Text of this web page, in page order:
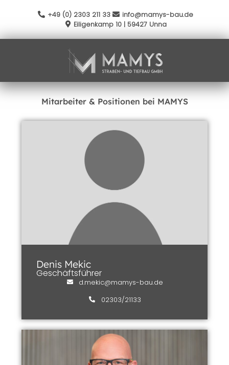
+49 (0) 2303 211 33
info@mamys-bau.de
Eiligenkamp 10 | 59427 Unna
Mitarbeiter & Positionen bei MAMYS
Denis Mekic
Geschäftsführer
d.mekic@mamys-bau.de
02303/21133